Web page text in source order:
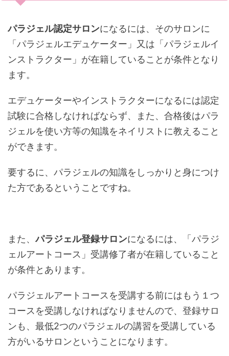
パラジェル認定サロンになるには、そのサロンに
「パラジェルエデュケーター」又は「パラジェルイ
ンストラクター」が在籍していることが条件となり
ます。
エデュケーターやインストラクターになるには認定
試験に合格しなければならず、また、合格後はパラ
ジェルを使い方等の知識をネイリストに教えること
ができます。
要するに、パラジェルの知識をしっかりと身につけ
た方であるということですね。
また、パラジェル登録サロンになるには、「パラジ
ェルアートコース」受講修了者が在籍していること
が条件とあります。
パラジェルアートコースを受講する前にはもう１つ
コースを受講しなければなりませんので、登録サロ
ンも、最低2つのパラジェルの講習を受講している
方がいるサロンということになります。